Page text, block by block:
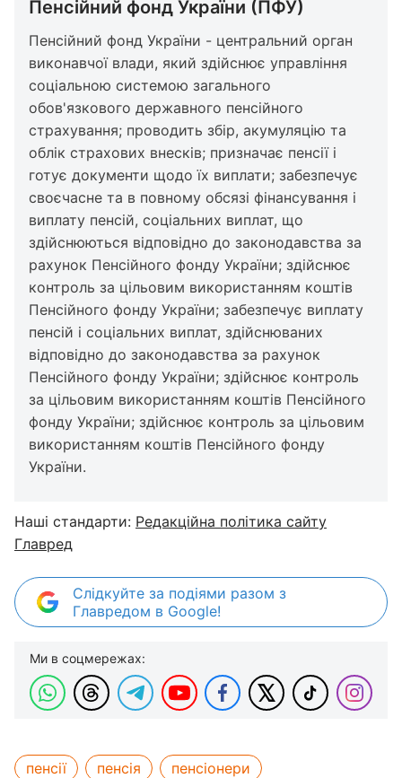
Пенсійний фонд України (ПФУ)
Пенсійний фонд України - центральний орган
виконавчої влади, який здійснює управління
соціальною системою загального
обов'язкового державного пенсійного
страхування; проводить збір, акумуляцію та
облік страхових внесків; призначає пенсії і
готує документи щодо їх виплати; забезпечує
своєчасне та в повному обсязі фінансування і
виплату пенсій, соціальних виплат, що
здійснюються відповідно до законодавства за
рахунок Пенсійного фонду України; здійснює
контроль за цільовим використанням коштів
Пенсійного фонду України; забезпечує виплату
пенсій і соціальних виплат, здійснюваних
відповідно до законодавства за рахунок
Пенсійного фонду України; здійснює контроль
за цільовим використанням коштів Пенсійного
фонду України; здійснює контроль за цільовим
використанням коштів Пенсійного фонду
України.
Наші стандарти: Редакційна політика сайту
Главред
Слідкуйте за подіями разом з
Главредом в Google!
Ми в соцмережах:
пенсії пенсія
пенсіонери